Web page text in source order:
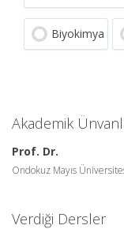
Biyokimya
Akademik
Prof. Dr.
Ondokuz Mayıs
Verdiği Dersler